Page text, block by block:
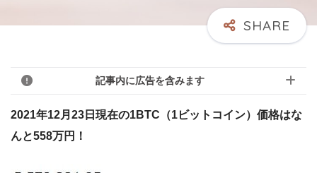
記事内に広告を含みます
2021年12月23日現在の1BTC（1ビットコイン）価格はな
んと558万円！